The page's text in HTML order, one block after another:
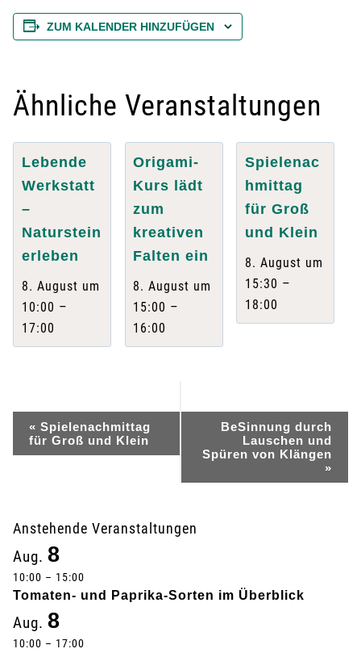
ZUM KALENDER HINZUFÜGEN
Ähnliche Veranstaltungen
Lebende
Werkstatt
–
Naturstein
erleben
8. August um
10:00 –
17:00
Origami-
Kurs lädt
zum
kreativen
Falten ein
8. August um
15:00 –
16:00
Spielenac
hmittag
für Groß
und Klein
8. August um
15:30 –
18:00
e
a
n
s
t
« Spielenachmittag
für Groß und Klein
BeSinnung durch
Lauschen und
Spüren von Klängen
»
Anstehende Veranstaltungen
Aug. 8
10:00 – 15:00
Tomaten- und Paprika-Sorten im Überblick
Aug. 8
10:00 – 17:00